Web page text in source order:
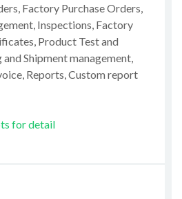
Factory Purchase Orders,
Inspections, Factory
Product Test and
Shipment management,
Reports, Custom report
for detail